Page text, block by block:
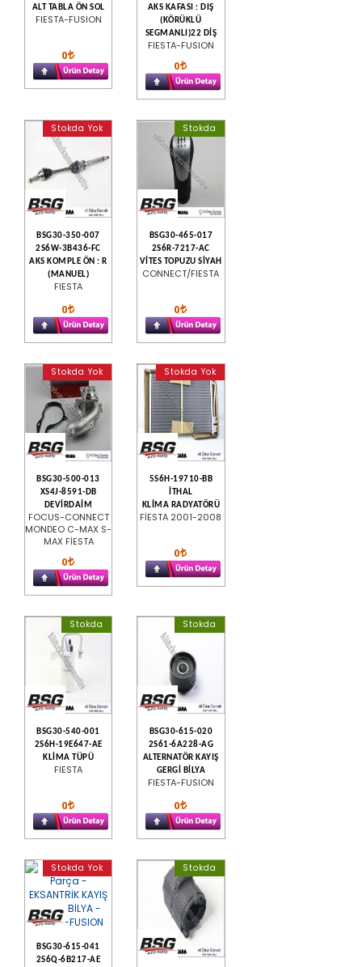
ALT TABLA ÖN SOL
FIESTA-FUSION
0
AKS KAFASI : DIŞ
(KÖRÜKLÜ
SEGMANLI)22 DİŞ
FIESTA-FUSION
0
Stokda Yok
BSG30-350-007
2S6W-3B436-FC
AKS KOMPLE ÖN : R
(MANUEL)
FIESTA
0
Stokda
BSG30-465-017
2S6R-7217-AC
VİTES TOPUZU SİYAH
CONNECT/FIESTA
0
Stokda Yok
BSG30-500-013
XS4J-8591-DB
DEVİRDAİM
FOCUS-CONNECT
MONDEO C-MAX S-
MAX FİESTA
0
Stokda Yok
5S6H-19710-BB
İTHAL
KLİMA RADYATÖRÜ
FİESTA 2001-2008
0
Stokda
BSG30-540-001
2S6H-19E647-AE
KLİMA TÜPÜ
FIESTA
0
Stokda
BSG30-615-020
2S61-6A228-AG
ALTERNATÖR KAYIŞ
GERGİ BİLYA
FIESTA-FUSION
0
Stokda Yok
BSG30-615-041
2S6Q-6B217-AE
Stokda